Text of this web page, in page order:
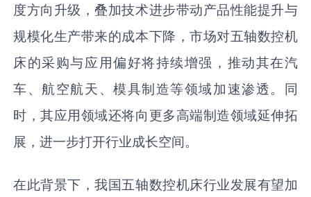
度方向升级，叠加技术进步带动产品性能提升与
规模化生产带来的成本下降，市场对五轴数控机
床的采购与应用偏好将持续增强，推动其在汽
车、航空航天、模具制造等领域加速渗透。同
时，其应用领域还将向更多高端制造领域延伸拓
展，进一步打开行业成长空间。
在此背景下，我国五轴数控机床行业发展有望加